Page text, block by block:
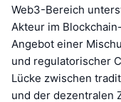
Web3-Bereich
Akteur im
Angebot einer
und regulatorischer
Lücke zwischen
und der dezentralen